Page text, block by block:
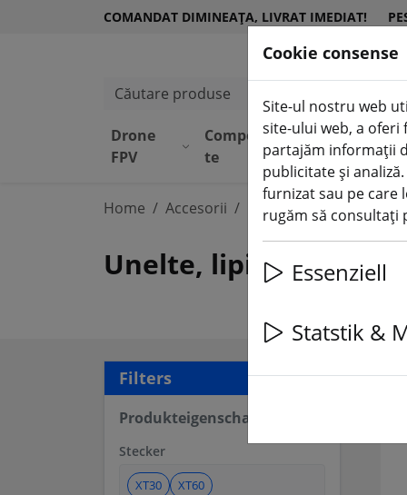
COMANDAT DIMINEAȚA, LIVRAT IMEDIAT!
Căutare produse
Drone
FPV
Componen
te
Echipame
nt
Home Accesorii Instrument
Unelte, lipici și
Filters
Produkteigenschaften
Stecker
XT30 XT60
Cookie consense
Site-ul nostru web
site-ului web, a oferi
partajăm informații
publicitate și
furnizat sau pe care
rugăm să
Essenziell
Statstik &